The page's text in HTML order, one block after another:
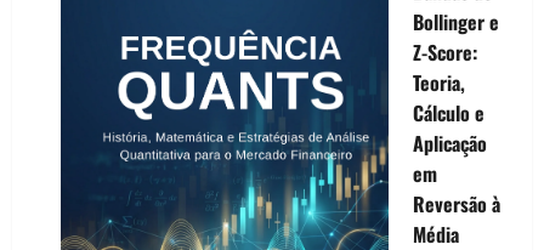
Bollinger e
Z-Score:
Teoria,
Cálculo e
Aplicação
em
Reversão à
Média